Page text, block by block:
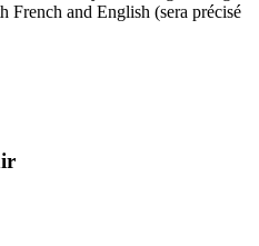
French and English (sera précisé